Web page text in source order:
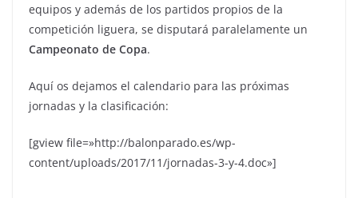
equipos y además de los partidos propios de la
competición liguera, se disputará paralelamente un
Campeonato de Copa.
Aquí os dejamos el calendario para las próximas
jornadas y la clasificación:
[gview file=»http://balonparado.es/wp-
content/uploads/2017/11/jornadas-3-y-4.doc»]